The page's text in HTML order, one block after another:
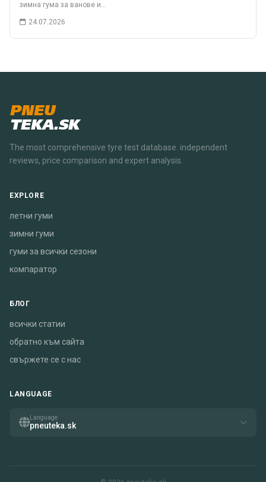
зимна гума за ванове и…
24.07.2026
PNEU
TEKA.SK
The most comprehensive tyre test database. independent
reviews, price comparison and expert analysis.
EXPLORE
летни гуми
зимни гуми
гуми за всички сезони
компаратор
БЛОГ
всички статии
обратно към сайта
свържете се с нас
LANGUAGE
Language
pneuteka.sk